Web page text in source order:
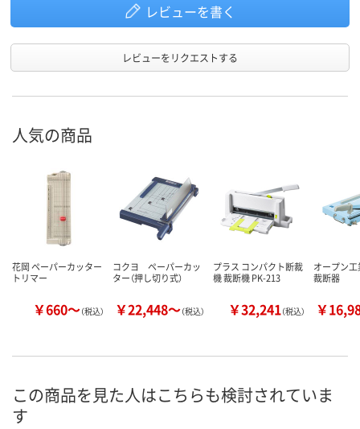
レビューを書く
レビューをリクエストする
人気の商品
花岡 ペーパーカッター
トリマー
￥660～（税込）
コクヨ ペーパーカッ
ター（押し切り式）
￥22,448～（税込）
プラス コンパクト断裁
機 裁断機 PK-213
￥32,241（税込）
オープン
裁断器
￥
この商品を見た人はこちらも検討されていま
す